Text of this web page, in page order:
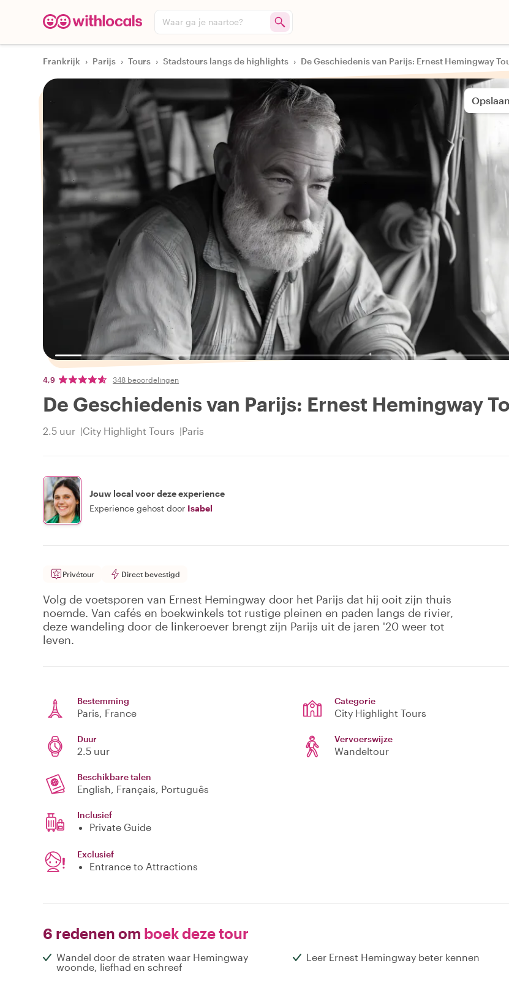
Waar ga je naartoe?
Frankrijk › Parijs › Tours › Stadstours langs de highlights › De Geschiedenis van Parijs: Ernest Hemingway
Opslaan
4,9 348 beoordelingen
De Geschiedenis van Parijs: Ernest Hemingway
2.5 uur City Highlight Tours Paris
Jouw local voor deze experience
Experience gehost door Isabel
Privétour Direct bevestigd
Volg de voetsporen van Ernest Hemingway door het Parijs dat hij ooit zijn thuis
noemde. Van cafés en boekwinkels tot rustige pleinen en paden langs de rivier,
deze wandeling door de linkeroever brengt zijn Parijs uit de jaren '20 weer tot
leven.
Bestemming
Paris, France
Categorie
City Highlight Tours
Duur
2.5 uur
Vervoerswijze
Wandeltour
Beschikbare talen
English, Français, Português
Inclusief
Private Guide
Exclusief
Entrance to Attractions
6 redenen om boek deze tour
Wandel door de straten waar Hemingway
woonde, liefhad en schreef
Leer Ernest Hemingway beter kennen